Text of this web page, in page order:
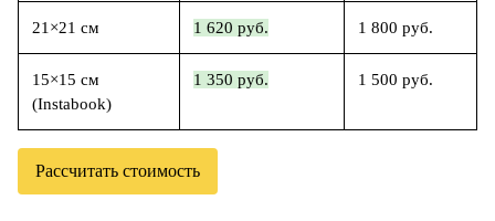
21×21 см 1 620 руб. 1 800 руб.
15×15 см
(Instabook)
1 350 руб. 1 500 руб.
Рассчитать стоимость